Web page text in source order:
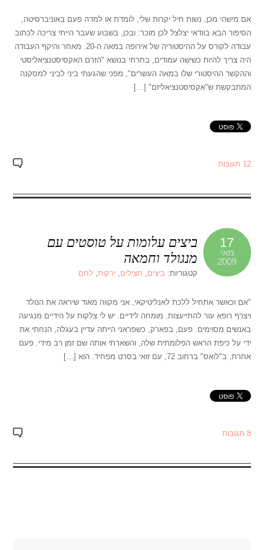
אם מישהי מכן, נשות חיל יקרות שלי, לומדת או למדה פעם באוניברסיטה,
הסיפור הבא בוודאי יצלצל לכן מוכר: ובכן, בשבוע שעבר הייתי צריכה לכתוב
עבודה לקורס על ההיסטוריה של אירופה במאה ה-20. מאחר והיקף העבודה
היה צריך להיות כשישה עמודים, בחרתי בנושא "הזרם האקסיסטנציאליסטי
וההקשר ההיסטורי שלו במאה העשרים", מפני שהגעתי ביני לביני למסקנה
המתבקשת ש"אקסיסטנציאליזם" […]
12 תגובות
17
מאי
2009
ביצים עלומות על טוסטים עם
מנגולד וחמאה
קטגוריות:ביצים, חצילים,ירקות,לחם
"אם וכאשר אתחיל ללכת לאנליטיקאי, אני מקווה מאוד שיראה את הנולד
ויצרף רופא עור להתייעצות. מומחה לידיים. יש לי צלקות על הידיים מנגיעה
באנשים מסוימים. פעם, בפארק, כשפראני הייתה עדיין בעגלה, הנחתי את
ידי על כיפת הראש הפלומתית שלה, והשארתי אותה שם זמן רב מידי. פעם
אחרת, ב"לואס" ברחוב 72, עם זואי בסרט מפחיד. הוא […]
8 תגובות